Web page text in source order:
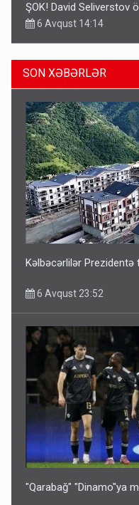
ŞOK! David Seliverstov
6 Avqust 14:14
Bu ölkələrə şəxsiyyət
SİYAHI
Ərdoğana sui-qəsd
5 Avqust 16:56
SON XƏBƏRLƏR
Kəlbəcərlilər Prezidentə
6 Avqust 23:52
"Qarabağ" "Dinamo"ya